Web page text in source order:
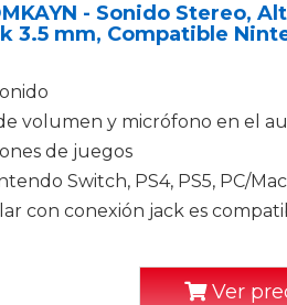
- Sonido Stereo,
3.5 mm, Compatible
volumen y micrófono en el
de juegos
Switch, PS4, PS5, PC/Mac
con conexión jack es
Ver